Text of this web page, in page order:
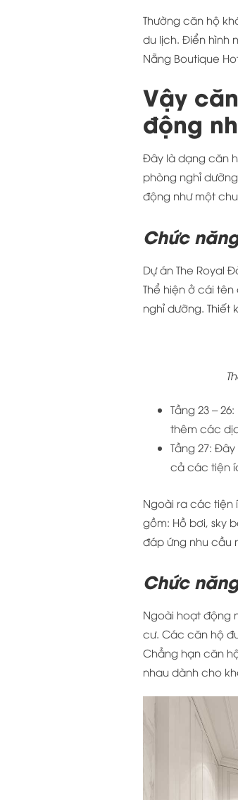
Thường căn hộ
du lịch. Điển hình
Nẵng Boutique
Vậy
động
Đây là dạng căn
phòng nghỉ
động như một
Chức
Dự án The Royal
Thể hiện ở cái
nghỉ dưỡng. Thiết
Tầng 23 –
thêm các
Tầng 27:
cả các tiện
Ngoài ra các tiện
gồm: Hồ bơi, sky
đáp ứng nhu cầu
Chức
Ngoài hoạt động
cư. Các căn hộ
Chẳng hạn căn
nhau dành cho